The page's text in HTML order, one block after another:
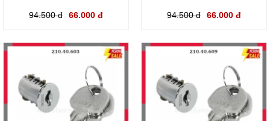
94.500 đ 66.000 đ 94.500 đ 66.000 đ